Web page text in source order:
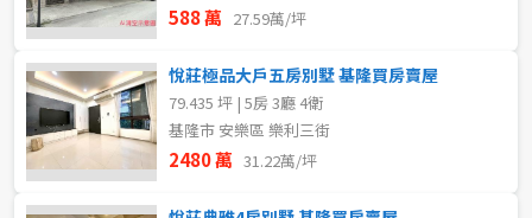
588 萬 27.59萬/坪
悅莊極品大戶五房別墅 基隆買房賣屋
79.435 坪 | 5房 3廳 4衛
基隆市 安樂區 樂利三街
2480 萬 31.22萬/坪